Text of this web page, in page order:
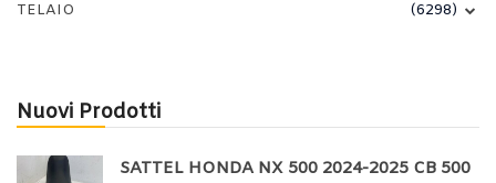
TELAIO
(6298)
Nuovi Prodotti
SATTEL HONDA NX 500 2024-2025 CB 500